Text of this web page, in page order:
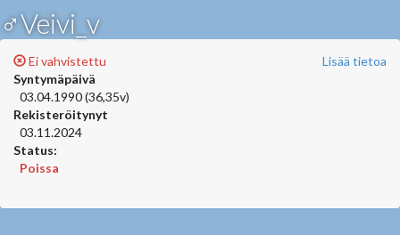
♂Veivi_v
Lisää tietoa
Ei vahvistettu
Syntymäpäivä
03.04.1990 (36,35v)
Rekisteröitynyt
03.11.2024
Status:
Poissa